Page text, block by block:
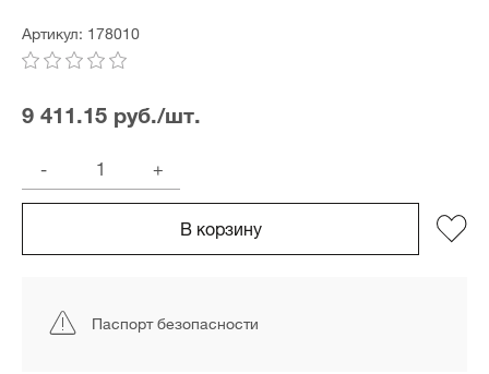
Артикул: 178010
9 411.15 руб./шт.
-
+
В корзину
Паспорт безопасности